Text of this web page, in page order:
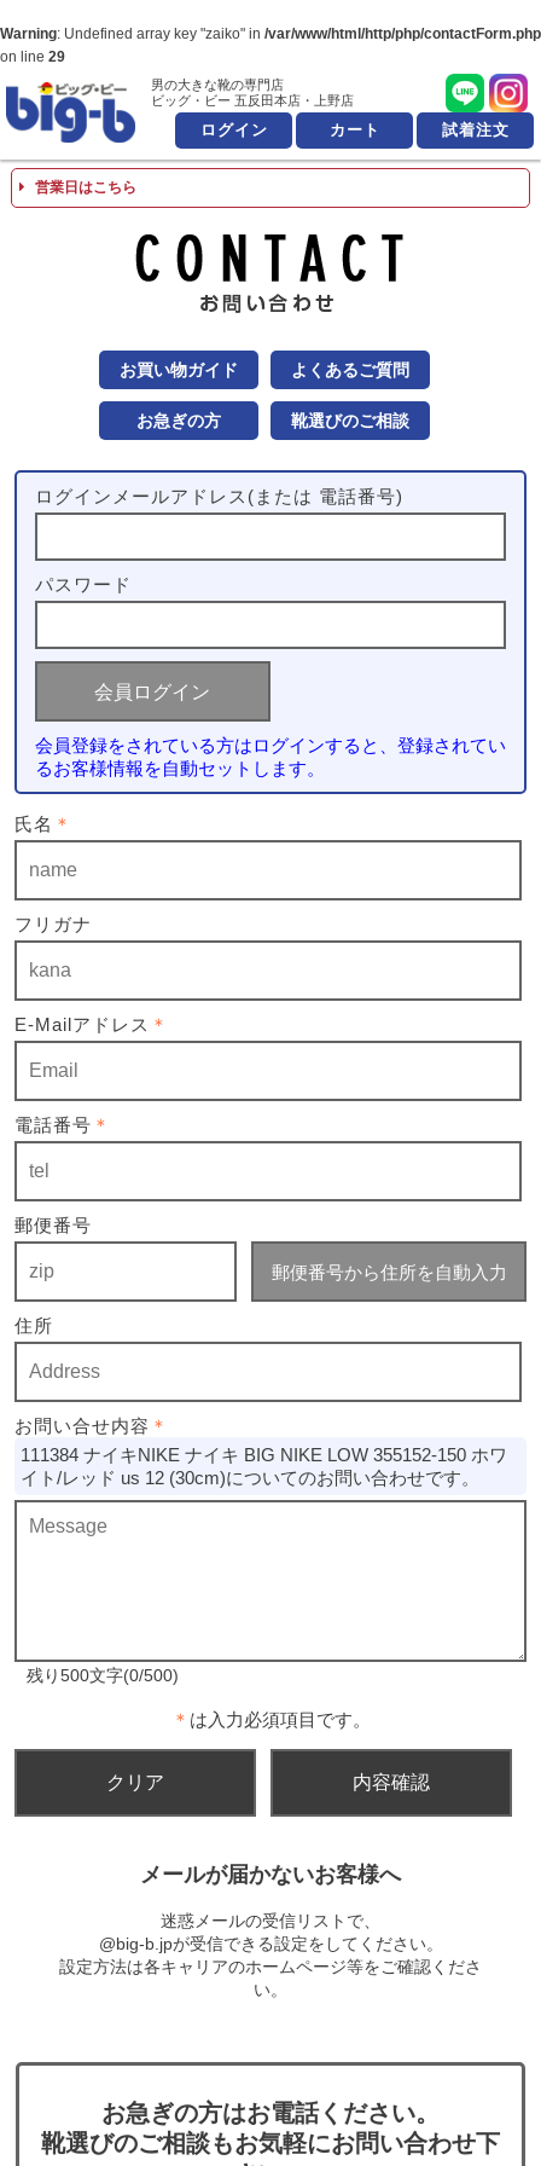
Warning: Undefined array key "zaiko" in /var/www/html/http/php/contactForm.php
on line 29
男の大きな靴の
男の大きな靴の専門店
ビッグ・ビー 五反田本店・上野店
ログイン カート 試着注文
営業日はこちら
お買い物ガイド よくあるご質問
お急ぎの方 靴選びのご相談
ログインメールアドレス(または 電話番号)
パスワード
会員登録をされている方はログインすると、登録されてい
るお客様情報を自動セットします。
氏名 ＊
フリガナ
E-Mailアドレス ＊
電話番号 ＊
郵便番号
郵便番号から住所を自動入力
住所
お問い合せ内容 ＊
111384 ナイキNIKE ナイキ BIG NIKE LOW 355152-150 ホワ
イト/レッド us 12 (30cm)についてのお問い合わせです。
残り500文字(0/500)
＊ は入力必須項目です。
メールが届かないお客様へ
迷惑メールの受信リストで、
@big-b.jpが受信できる設定をしてください。
設定方法は各キャリアのホームページ等をご確認くださ
い。
お急ぎの方はお電話ください。
靴選びのご相談もお気軽にお問い合わせ下